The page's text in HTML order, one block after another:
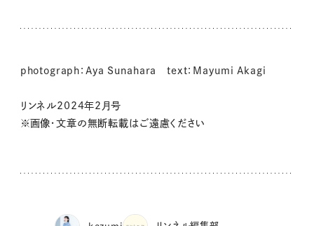
photograph：Aya Sunahara text：Mayumi Akagi
リンネル2024年2月号
※画像・文章の無断転載はご遠慮ください